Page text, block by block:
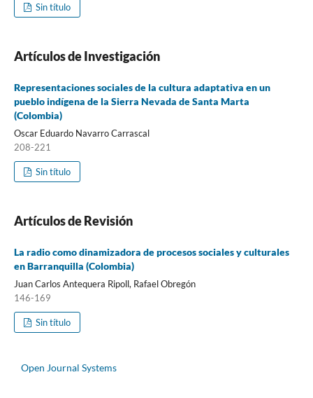
Sin título
Artículos de Investigación
Representaciones sociales de la cultura adaptativa en un
pueblo indígena de la Sierra Nevada de Santa Marta
(Colombia)
Oscar Eduardo Navarro Carrascal
208-221
Sin título
Artículos de Revisión
La radio como dinamizadora de procesos sociales y culturales
en Barranquilla (Colombia)
Juan Carlos Antequera Ripoll, Rafael Obregón
146-169
Sin título
Open Journal Systems